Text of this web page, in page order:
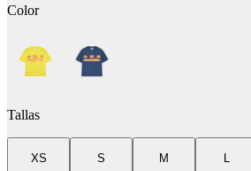
Color
Tallas
XS
S
M
L